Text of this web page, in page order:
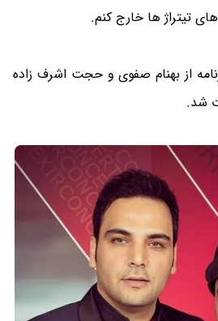
تیتراژ ها خارج کنم.
از بهنام صفوی و حجت اشرف زاده
شد.